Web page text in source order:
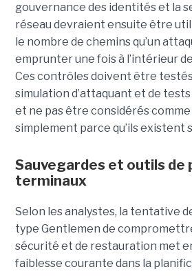
gouvernance des identités et la
réseau devraient ensuite être
le nombre de chemins qu’un
emprunter une fois à l’intérieur
Ces contrôles doivent être testés
simulation d’attaquant et de tests
et ne pas être considérés
simplement parce qu’ils existent
Sauvegardes et outils de
terminaux
Selon les analystes, la tentative
type Gentlemen de
sécurité et de restauration met
faiblesse courante dans la